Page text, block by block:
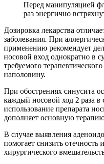
Перед манипуляцией
раз энергично
Дозировка лекарства
заболевания. При
применению рекомендует
носовой вход однократно в
требуемого
наполовину.
При обострениях синусита
каждый носовой ход 2 раза в
использование препарата
дополняет основную
В случае выявления
помогает снизить отечность
хирургического